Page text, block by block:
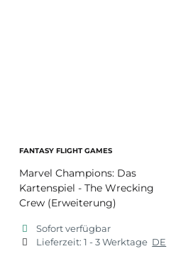
FANTASY FLIGHT GAMES
Marvel Champions: Das
Kartenspiel - The Wrecking
Crew (Erweiterung)
Sofort verfügbar
Lieferzeit:1 - 3 Werktage DE